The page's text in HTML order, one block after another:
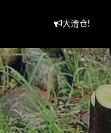
大清仓!